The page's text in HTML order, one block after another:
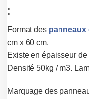
:
Format des panneaux
cm x 60 cm.
Existe en épaisseur
Densité 50kg / m3.
Marquage des